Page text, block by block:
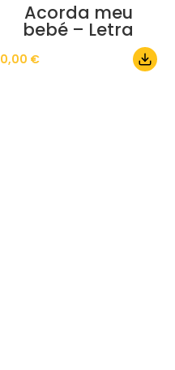
Acorda meu
bebé – Letra
0,00 €